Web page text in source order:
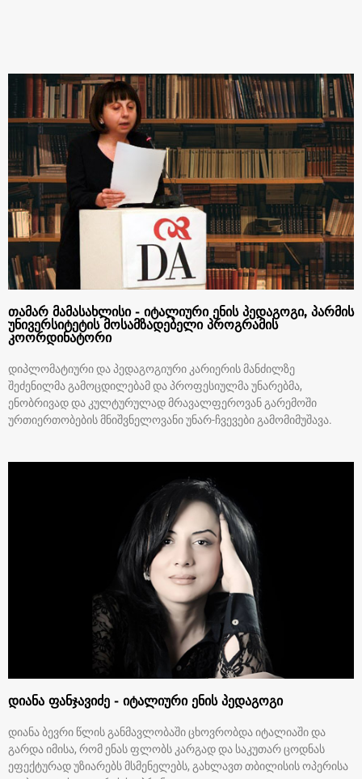
თამარ მამასახლისი - იტალიური ენის პედაგოგი, პარმის
უნივერსიტეტის მოსამზადებელი პროგრამის
კოორდინატორი
დიპლომატიური და პედაგოგიური კარიერის მანძილზე
შეძენილმა გამოცდილებამ და პროფესიულმა უნარებმა,
ენობრივად და კულტურულად მრავალფეროვან გარემოში
ურთიერთობების მნიშვნელოვანი უნარ-ჩვევები გამომიმუშავა.
დიანა ფანჯავიძე - იტალიური ენის პედაგოგი
დიანა ბევრი წლის განმავლობაში ცხოვრობდა იტალიაში და
გარდა იმისა, რომ ენას ფლობს კარგად და საკუთარ ცოდნას
ეფექტურად უზიარებს მსმენელებს, გახლავთ თბილისის ოპერისა